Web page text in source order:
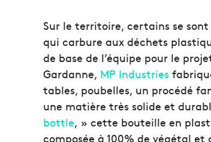
Sur le territoire, certains se
qui carbure aux déchets
de base de l’équipe pour le
Gardanne, MP Industries
tables, poubelles, un procédé
une matière très solide et
bottle, » cette bouteille en
composée à 100% de végétal et